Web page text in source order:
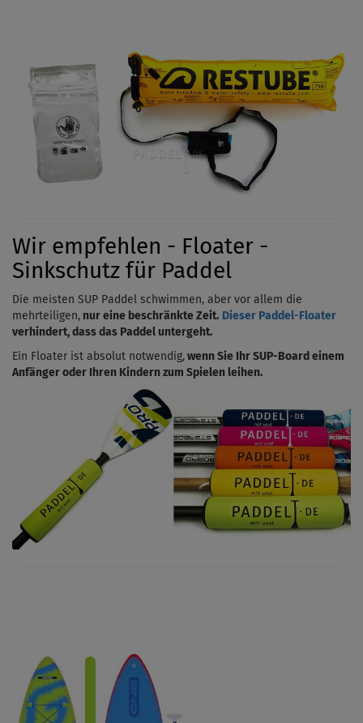
Wir empfehlen - Floater -
Sinkschutz für Paddel
Die meisten SUP Paddel schwimmen, aber vor allem die
mehrteiligen, nur eine beschränkte Zeit. Dieser Paddel-Floater
verhindert, dass das Paddel untergeht.
Ein Floater ist absolut notwendig, wenn Sie Ihr SUP-Board einem
Anfänger oder Ihren Kindern zum Spielen leihen.